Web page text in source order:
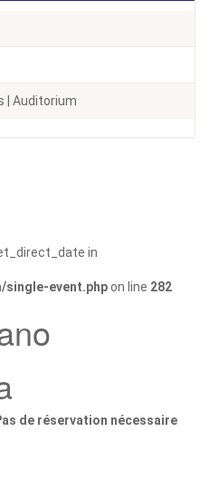
| Auditorium
in
single-event.phpon line 282
de réservation nécessaire